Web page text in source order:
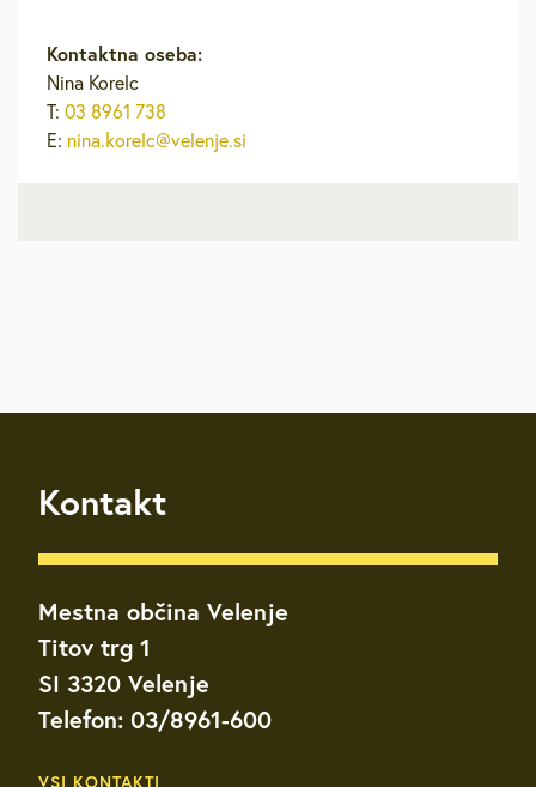
Kontaktna oseba:
Nina Korelc
T: 03 8961 738
E: nina.korelc@velenje.si
Kontakt
Mestna občina Velenje
Titov trg 1
SI 3320 Velenje
Telefon: 03/8961-600
VSI KONTAKTI